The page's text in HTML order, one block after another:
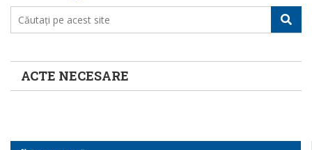
ACTE NECESARE